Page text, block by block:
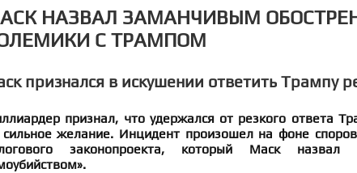
НАЗВАЛ ЗАМАНЧИВЫМ
С ТРАМПОМ
признался в искушении ответить Трампу
признал, что удержался от резкого ответа
желание. Инцидент произошел на фоне споров
законопроекта, который Маск назвал